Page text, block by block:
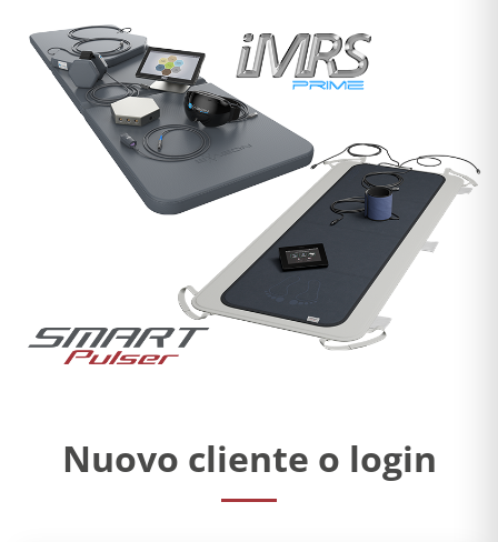
Nuovo cliente o login